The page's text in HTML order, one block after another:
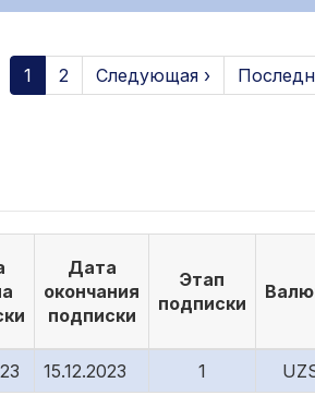
1 2 Следующая ›
Дата
окончания
подписки
Этап
подписки
15.12.2023 1